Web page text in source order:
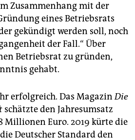
Zusammenhang mit der
eines Betriebsrats
gekündigt werden soll, noch
der Fall.“ Über
Betriebsrat zu gründen,
gehabt.
erfolgreich. Das MagazinDie
schätzte den Jahresumsatz
Millionen Euro. 2019 kürte die
Deutscher Standard den